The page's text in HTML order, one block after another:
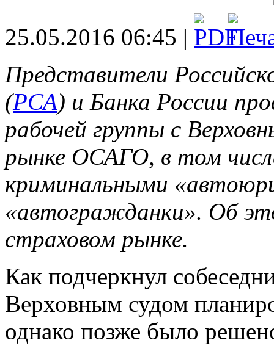
25.05.2016 06:45 |
Представители
(РСА) и Банка России
рабочей группы с
рынке ОСАГО, в том
криминальными
«автогражданки». Об
страховом рынке.
Как подчеркнул
Верховным судом
однако позже было